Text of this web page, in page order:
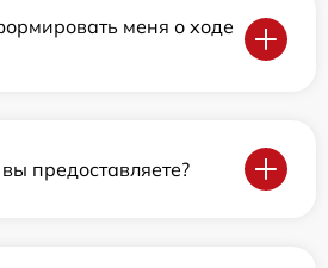
меня о ходе
предоставляете?